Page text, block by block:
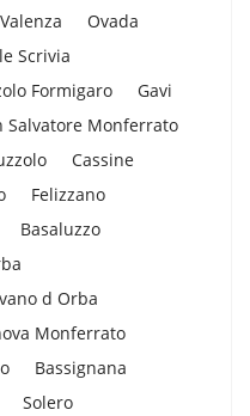
Valenza
Ovada
Scrivia
Formigaro
Gavi
Salvatore Monferrato
Cassine
Felizzano
Basaluzzo
d Orba
Monferrato
Bassignana
Solero